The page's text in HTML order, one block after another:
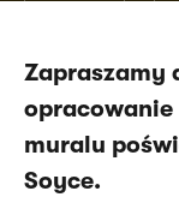
Zapraszamy
muralu
Soyce.